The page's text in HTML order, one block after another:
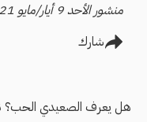
منشور الأحد 9 أيار/مايو 2021
شارك
هل يعرف الصعيدي الحب؟